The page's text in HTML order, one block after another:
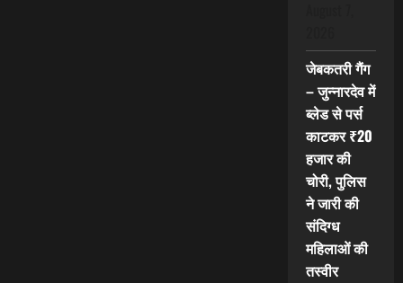
जेबकतरी गैंग
– जुन्नारदेव में
ब्लेड से पर्स
काटकर ₹20
हजार की
चोरी, पुलिस
ने जारी की
संदिग्ध
महिलाओं की
तस्वीर